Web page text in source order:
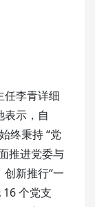
任李青详细
表示，自
终秉持 “党
推进党委与
新推行“一
个党支